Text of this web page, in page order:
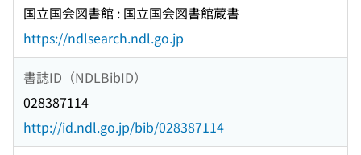
国立国会図書館 : 国立国会図書館蔵書
https://ndlsearch.ndl.go.jp
書誌ID（NDLBibID）
028387114
http://id.ndl.go.jp/bib/028387114